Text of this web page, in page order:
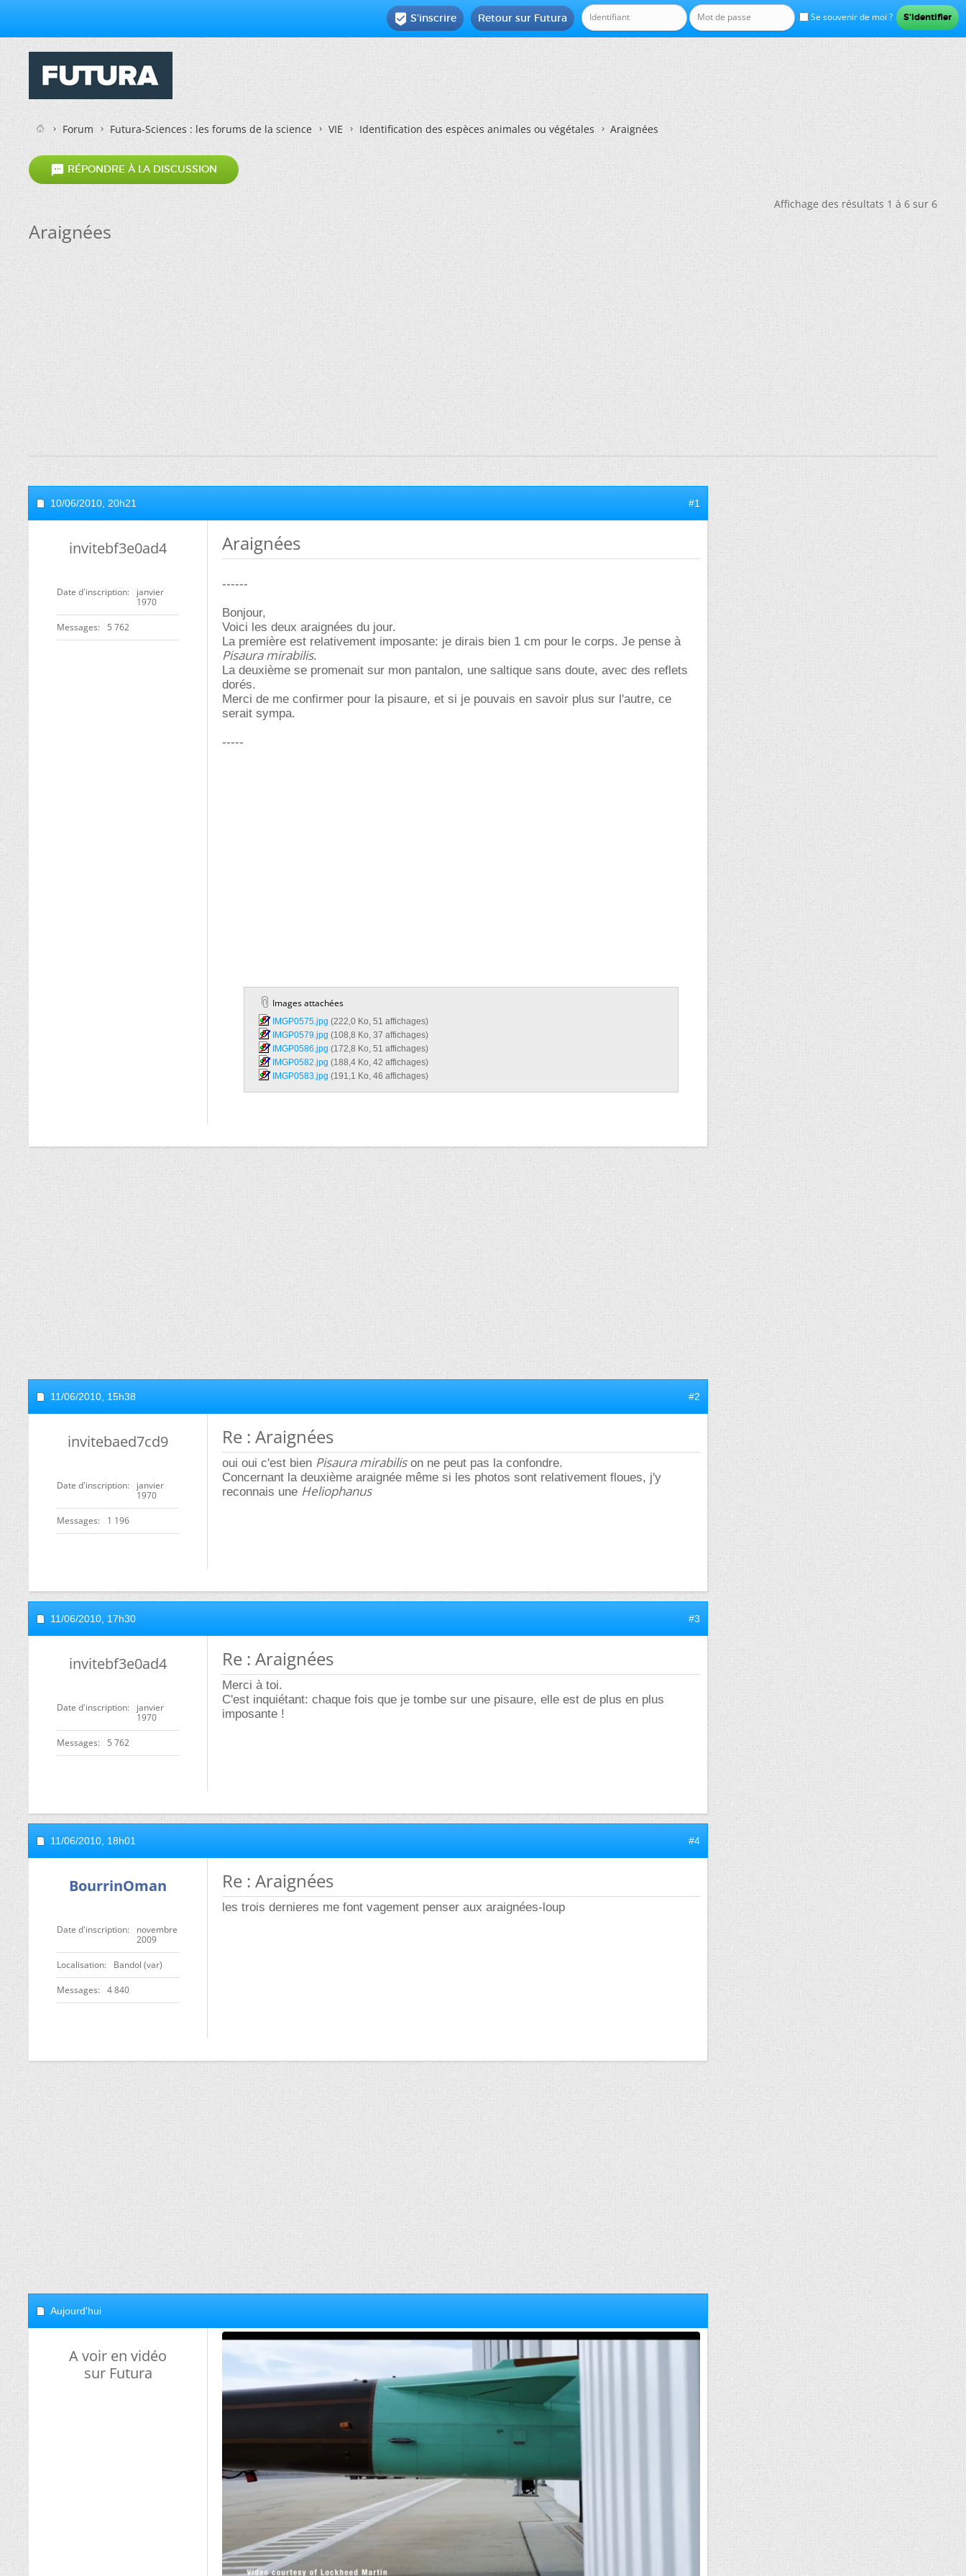
Se souvenir de moi ?
Retour sur Futura
 S'inscrire
Forum Futura-Sciences : les forums de la science VIE Identification des espèces animales ou végétales Araignées
 RÉPONDRE À LA DISCUSSION
Affichage des résultats 1 à 6 sur 6
Araignées
10/06/2010, 20h21 #1
invitebf3e0ad4
Date d'inscription
janvier
1970
Messages 5 762
Araignées
------
Bonjour,
Voici les deux araignées du jour.
La première est relativement imposante: je dirais bien 1 cm pour le corps. Je pense à
Pisaura mirabilis.
La deuxième se promenait sur mon pantalon, une saltique sans doute, avec des reflets
dorés.
Merci de me confirmer pour la pisaure, et si je pouvais en savoir plus sur l'autre, ce
serait sympa.
-----
Images attachées
IMGP0575.jpg‎ (222,0 Ko, 51 affichages)
IMGP0579.jpg‎ (108,8 Ko, 37 affichages)
IMGP0586.jpg‎ (172,8 Ko, 51 affichages)
IMGP0582.jpg‎ (188,4 Ko, 42 affichages)
IMGP0583.jpg‎ (191,1 Ko, 46 affichages)
11/06/2010, 15h38 #2
invitebaed7cd9
Date d'inscription
janvier
1970
Messages 1 196
Re : Araignées
oui oui c'est bien Pisaura mirabilison ne peut pas la confondre.
Concernant la deuxième araignée même si les photos sont relativement floues, j'y
reconnais une Heliophanus
11/06/2010, 17h30 #3
invitebf3e0ad4
Date d'inscription
janvier
1970
Messages 5 762
Re : Araignées
Merci à toi.
C'est inquiétant: chaque fois que je tombe sur une pisaure, elle est de plus en plus
imposante !
11/06/2010, 18h01 #4
BourrinOman
Date d'inscription
novembre
2009
Localisation Bandol (var)
Messages 4 840
Re : Araignées
les trois dernieres me font vagement penser aux araignées-loup
Aujourd'hui
A voir en vidéo
sur Futura